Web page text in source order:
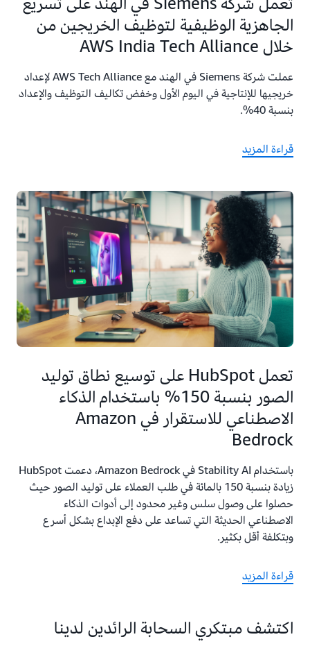
الجاهزية الوظيفية لتوظيف الخريجين من
خلال AWS India Tech Alliance
عملت شركة Siemens في الهند مع AWS Tech Alliance لإعداد
خريجيها للإنتاجية في اليوم الأول وخفض تكاليف التوظيف والإعداد
بنسبة 40%.
قراءة المزيد
تعمل HubSpot على توسيع نطاق توليد
الصور بنسبة 150% باستخدام الذكاء
الاصطناعي للاستقرار في Amazon
Bedrock
باستخدام Stability AI في Amazon Bedrock، دعمت HubSpot
زيادة بنسبة 150 بالمائة في طلب العملاء على توليد الصور حيث
حصلوا على وصول سلس وغير محدود إلى أدوات الذكاء
الاصطناعي الحديثة التي تساعد على دفع الإبداع بشكل أسرع
وبتكلفة أقل بكثير.
قراءة المزيد
اكتشف مبتكري السحابة الرائدين لدينا